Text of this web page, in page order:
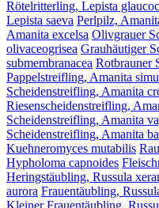
Rötelritterling, Lepista
Lepista saeva Perlpilz,
Amanita excelsa Olivgrauer
olivaceogrisea Grauhäutiger
submembranacea Rotbrauner
Pappelstreifling, Amanita
Scheidenstreifling, Amanita
Riesenscheidenstreifling,
Scheidenstreifling, Amanita
Scheidenstreifling, Amanita
Kuehneromyces mutabilis
Hypholoma capnoides
Heringstäubling, Russula
aurora Frauentäubling,